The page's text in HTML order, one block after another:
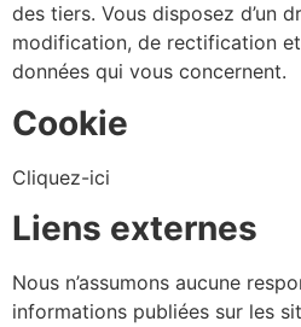
des tiers. Vous disposez d’un
modification, de rectification
données qui vous concernent.
Cookie
Cliquez-ici
Liens externes
Nous n’assumons aucune
informations publiées sur les